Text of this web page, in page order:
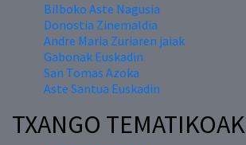
Bilboko Aste Nagusia
Donostia Zinemaldia
Andre Maria Zuriaren jaiak
Gabonak Euskadin
San Tomas Azoka
Aste Santua Euskadin
TXANGO TEMATIKOAK